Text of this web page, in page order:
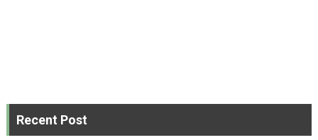
Recent Post